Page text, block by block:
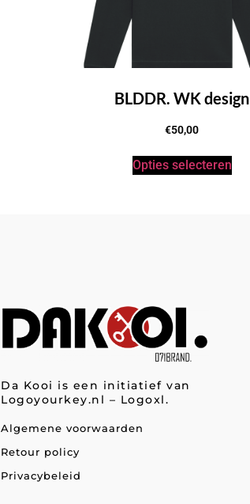
BLDDR. WK design
€50,00
Opties selecteren
Da Kooi is een initiatief van
Logoyourkey.nl – Logoxl.
Algemene voorwaarden
Retour policy
Privacybeleid